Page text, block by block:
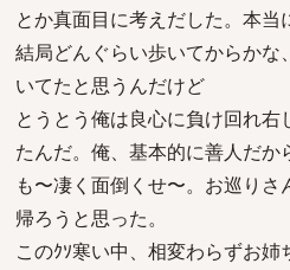
とか真面目に考えだした。本当
結局どんぐらい歩いてからか
いてたと思うんだけど
とうとう俺は良心に負け回れ右
たんだ。俺、基本的に善人だか
も〜凄く面倒くせ〜。お巡りさ
帰ろうと思った。
このｸｿ寒い中、相変わらずお